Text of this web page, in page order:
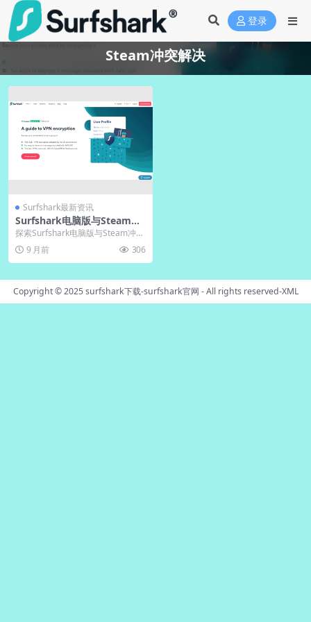
登录
Steam冲突解决
Surfshark最新资讯
Surfshark电脑版与Steam冲
突？白名单设置
探索Surfshark电脑版与Steam冲突
的深层原因及专业解决方案。文章
详细解...
9 月前 306
Copyright © 2025surfshark下载-surfshark官网 - All rights reserved-XML